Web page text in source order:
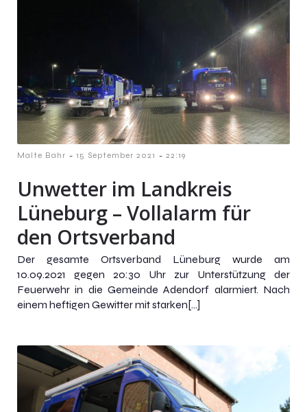
Malte Bahr - 15 September 2021 - 22:19
Unwetter im Landkreis
Lüneburg – Vollalarm für
den Ortsverband
Der gesamte Ortsverband Lüneburg wurde am
10.09.2021 gegen 20:30 Uhr zur Unterstützung der
Feuerwehr in die Gemeinde Adendorf alarmiert. Nach
einem heftigen Gewitter mit starken[…]